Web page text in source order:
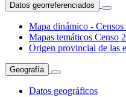
Datos georreferenciados
Mapa dinámico - Censos
Mapas temáticos Censo
Origen provincial de las
Geografía
Datos geográficos